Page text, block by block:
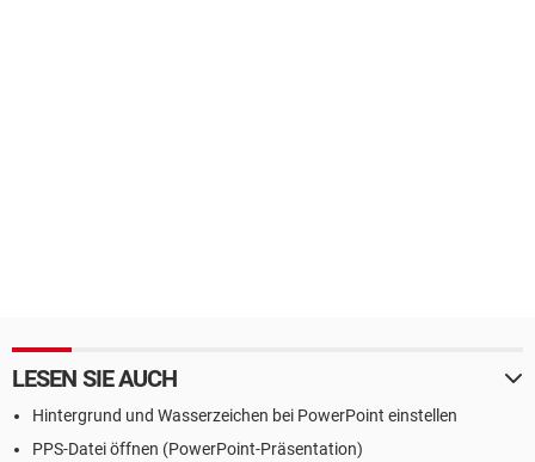
LESEN SIE AUCH
Hintergrund und Wasserzeichen bei PowerPoint einstellen
PPS-Datei öffnen (PowerPoint-Präsentation)